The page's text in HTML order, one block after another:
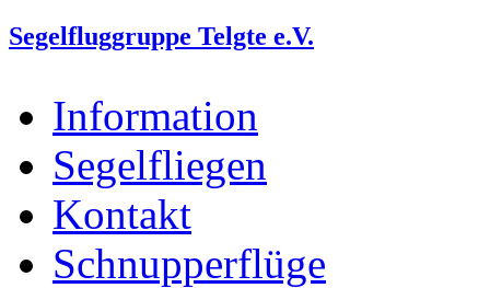
Segelfluggruppe Telgte e.V.
Information
Segelfliegen
Kontakt
Schnupperflüge